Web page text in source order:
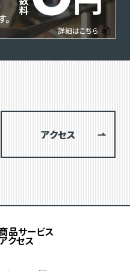
アクセス
商品サービス
クセス